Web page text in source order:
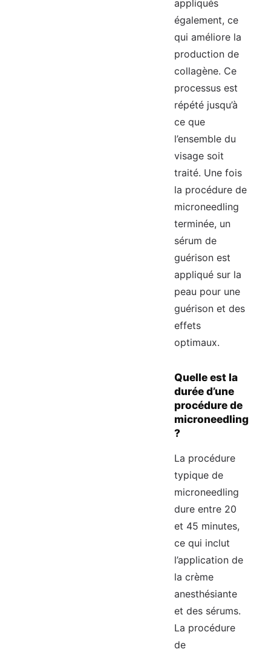
appliqués
également, ce
qui améliore la
production de
collagène. Ce
processus est
répété jusqu’à
ce que
l’ensemble du
visage soit
traité. Une fois
la procédure de
microneedling
terminée, un
sérum de
guérison est
appliqué sur la
peau pour une
guérison et des
effets
optimaux.
Quelle est la
durée d’une
procédure de
microneedling
?
La procédure
typique de
microneedling
dure entre 20
et 45 minutes,
ce qui inclut
l’application de
la crème
anesthésiante
et des sérums.
La procédure
de